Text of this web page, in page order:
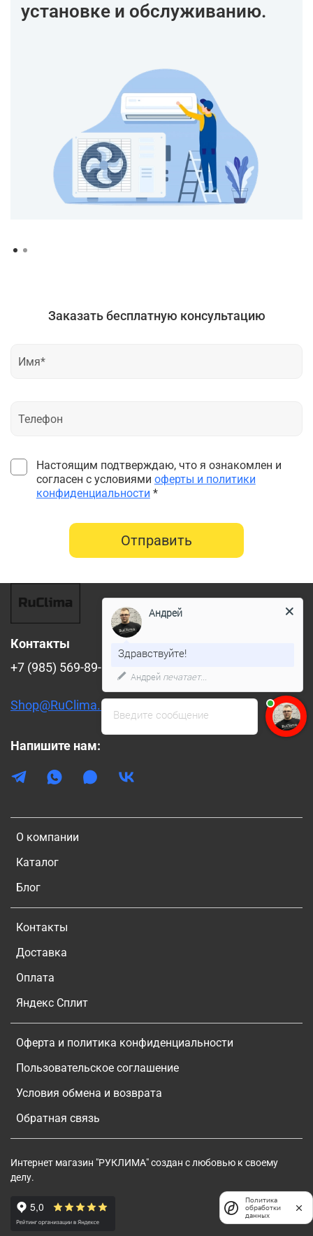
установке и обслуживанию.
Заказать бесплатную консультацию
Настоящим подтверждаю, что я ознакомлен и
согласен с условиями оферты и политики
конфиденциальности *
Отправить
О компании
Каталог
Блог
Контакты
Доставка
Оплата
Яндекс Сплит
Оферта и политика конфиденциальности
Пользовательское соглашение
Условия обмена и возврата
Обратная связь
Контакты
+7 (985) 569-89-88
Shop@RuClima.ru
Напишите нам:
Интернет магазин "РУКЛИМА" создан с любовью к своему
делу.
Введите сообщение
Андрей
Здравствуйте!
Андрей печатает...
Политика
обработки
данных